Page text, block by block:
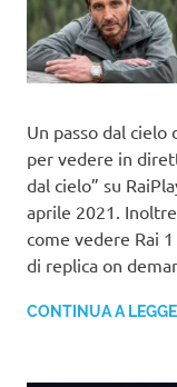
Un passo dal
per vedere in
dal cielo” su
aprile 2021.
come vedere Rai
di replica on
CONTINUA A